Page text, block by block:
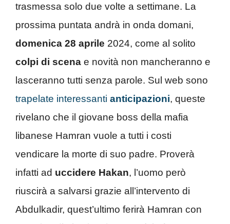
trasmessa solo due volte a settimane. La
prossima puntata andrà in onda domani,
domenica 28 aprile 2024, come al solito
colpi di scena e novità non mancheranno e
lasceranno tutti senza parole. Sul web sono
trapelate interessanti anticipazioni, queste
rivelano che il giovane boss della mafia
libanese Hamran vuole a tutti i costi
vendicare la morte di suo padre. Proverà
infatti ad uccidere Hakan, l’uomo però
riuscirà a salvarsi grazie all’intervento di
Abdulkadir, quest’ultimo ferirà Hamran con